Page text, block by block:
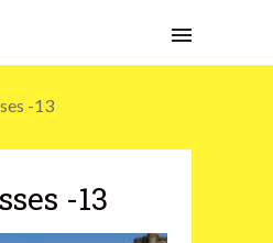
-13
-13